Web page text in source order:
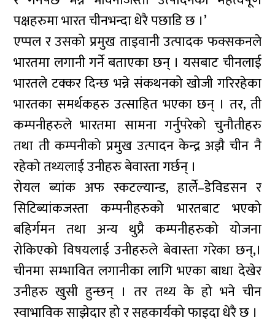
पक्षहरुमा भारत चीनभन्दा धेरै पछाडि छ ।’
एप्पल र उसको प्रमुख ताइवानी उत्पादक फक्सकनले
भारतमा लगानी गर्ने बताएका छन् । यसबाट चीनलाई
भारतले टक्कर दिन्छ भन्ने संकथनको खोजी गरिरहेका
भारतका समर्थकहरु उत्साहित भएका छन् । तर, ती
कम्पनीहरुले भारतमा सामना गर्नुपरेको चुनौतीहरु
तथा ती कम्पनीको प्रमुख उत्पादन केन्द्र अझै चीन नै
रहेको तथ्यलाई उनीहरु बेवास्ता गर्छन् ।
रोयल ब्यांक अफ स्कटल्यान्ड, हार्ले–डेविडसन र
सिटिब्यांकजस्ता कम्पनीहरुको भारतबाट भएको
बहिर्गमन तथा अन्य थुप्रै कम्पनीहरुको योजना
रोकिएको विषयलाई उनीहरुले बेवास्ता गरेका छन्,।
चीनमा सम्भावित लगानीका लागि भएका बाधा देखेर
उनीहरु खुसी हुन्छन् । तर तथ्य के हो भने चीन
स्वाभाविक साझेदार हो र सहकार्यको फाइदा धेरै छ ।